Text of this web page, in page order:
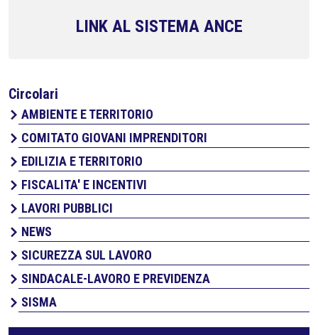
LINK AL SISTEMA ANCE
Circolari
AMBIENTE E TERRITORIO
COMITATO GIOVANI IMPRENDITORI
EDILIZIA E TERRITORIO
FISCALITA' E INCENTIVI
LAVORI PUBBLICI
NEWS
SICUREZZA SUL LAVORO
SINDACALE-LAVORO E PREVIDENZA
SISMA